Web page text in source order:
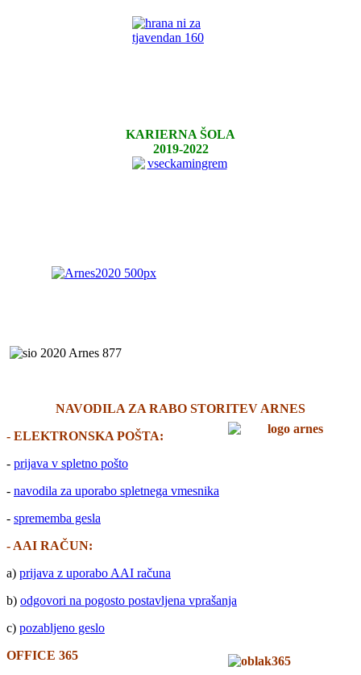
KARIERNA ŠOLA
2019-2022
NAVODILA ZA RABO STORITEV ARNES
- ELEKTRONSKA POŠTA:
- prijava v spletno pošto
- navodila za uporabo spletnega vmesnika
- sprememba gesla
- AAI RAČUN:
a) prijava z uporabo AAI računa
b) odgovori na pogosto postavljena vprašanja
c) pozabljeno geslo
OFFICE 365